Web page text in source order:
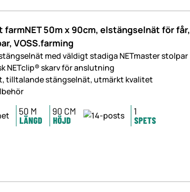
farmNET 50m x 90cm, elstängselnät för får,
VOSS.farming
med väldigt stadiga NETmaster stolpar
NETclip® skarv för anslutning
tilltalande stängselnät, utmärkt kvalitet